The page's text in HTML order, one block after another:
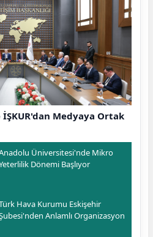
Medyaya Ortak
Üniversitesi'nde Mikro
Dönemi Başlıyor
Hava Kurumu Eskişehir
Anlamlı Organizasyon